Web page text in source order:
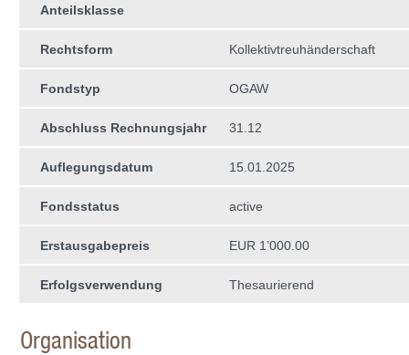
Anteilsklasse
Rechtsform Kollektivtreuhän­derschaft
Fondstyp OGAW
Abschluss Rechnungsjahr 31.12
Auflegungsdatum 15.01.2025
Fondsstatus active
Erstausgabepreis EUR 1’000.00
Erfolgsverwendung Thesaurierend
Organisation